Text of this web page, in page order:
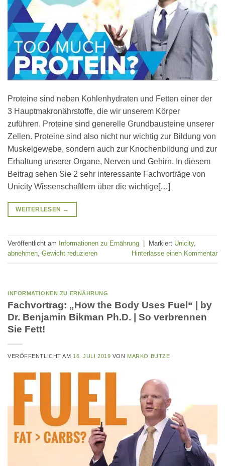
Proteine sind neben Kohlenhydraten und Fetten einer der
3 Hauptmakronährstoffe, die wir unserem Körper
zuführen. Proteine sind generelle Grundbausteine unserer
Zellen. Proteine sind also nicht nur wichtig zur Bildung von
Muskelgewebe, sondern auch zur Knochenbildung und zur
Erhaltung unserer Organe, Nerven und Gehirn. In diesem
Beitrag sehen Sie 2 sehr interessante Fachvorträge von
Unicity Wissenschaftlern über die wichtige[…]
WEITERLESEN →
Veröffentlicht am Informationen zu Ernährung Markiert Unicity,
abnehmen, Gewicht reduzieren Hinterlasse einen Kommentar
INFORMATIONEN ZU ERNÄHRUNG
Fachvortrag: „How the Body Uses Fuel“ | by
Dr. Benjamin Bikman Ph.D. | So verbrennen
Sie Fett!
VERÖFFENTLICHT AM 16. JULI 2019 VON MARKO BUTZE